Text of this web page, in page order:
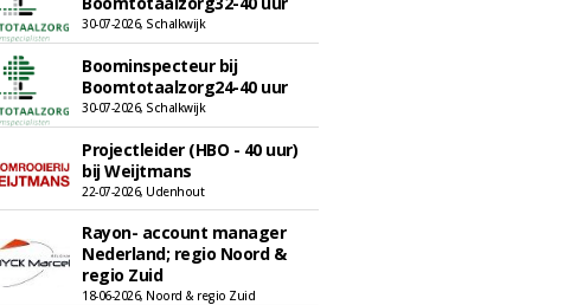
30-07-2026, Schalkwijk
Boominspecteur bij
Boomtotaalzorg24-40 uur
30-07-2026, Schalkwijk
Projectleider (HBO - 40 uur)
bij Weijtmans
22-07-2026, Udenhout
Rayon- account manager
Nederland; regio Noord &
regio Zuid
18-06-2026, Noord & regio Zuid